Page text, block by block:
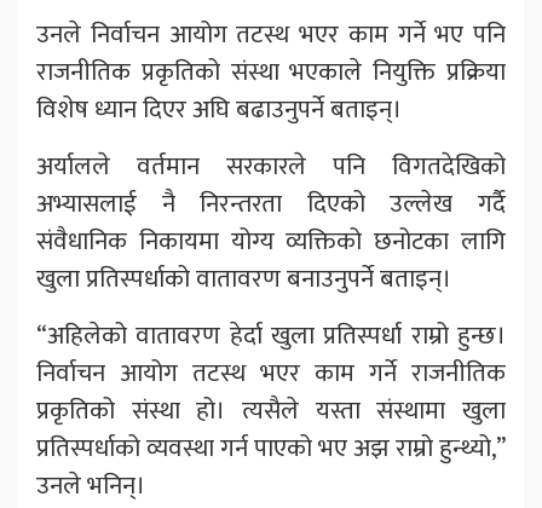
उनले निर्वाचन आयोग तटस्थ भएर काम गर्ने भए पनि
राजनीतिक प्रकृतिको संस्था भएकाले नियुक्ति प्रक्रिया
विशेष ध्यान दिएर अघि बढाउनुपर्ने बताइन्।
अर्यालले वर्तमान सरकारले पनि विगतदेखिको
अभ्यासलाई नै निरन्तरता दिएको उल्लेख गर्दै
संवैधानिक निकायमा योग्य व्यक्तिको छनोटका लागि
खुला प्रतिस्पर्धाको वातावरण बनाउनुपर्ने बताइन्।
“अहिलेको वातावरण हेर्दा खुला प्रतिस्पर्धा राम्रो हुन्छ।
निर्वाचन आयोग तटस्थ भएर काम गर्ने राजनीतिक
प्रकृतिको संस्था हो। त्यसैले यस्ता संस्थामा खुला
प्रतिस्पर्धाको व्यवस्था गर्न पाएको भए अझ राम्रो हुन्थ्यो,”
उनले भनिन्।